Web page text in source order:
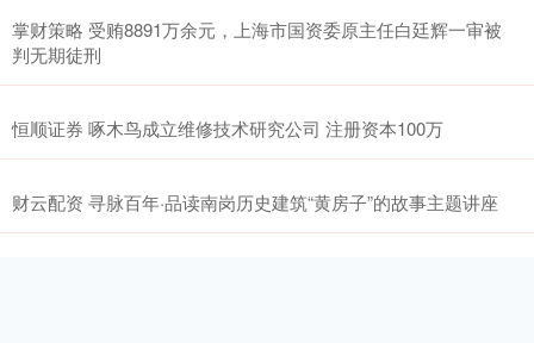
掌财策略 受贿8891万余元，上海市国资委原主任白廷辉一审被
判无期徒刑
恒顺证券 啄木鸟成立维修技术研究公司 注册资本100万
财云配资 寻脉百年·品读南岗历史建筑“黄房子”的故事主题讲座